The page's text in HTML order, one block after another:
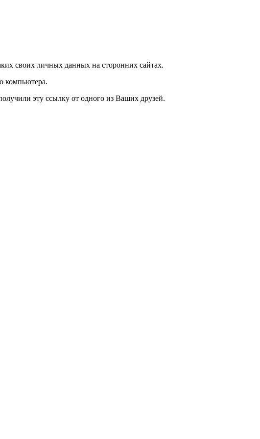
своих личных данных на сторонних сайтах.
компьютера.
эту ссылку от одного из Ваших друзей.